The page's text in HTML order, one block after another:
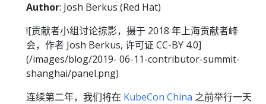
Author: Josh Berkus (Red Hat)
![贡献者小组讨论掠影，摄于 2018 年上海贡献者峰
会，作者 Josh Berkus, 许可证 CC-BY 4.0]
(/images/blog/2019- 06-11-contributor-summit-
shanghai/panel.png)
连续第二年，我们将在 KubeCon China 之前举行一天